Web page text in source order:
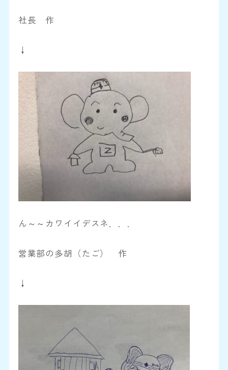
社長 作
↓
ん～～カワイイデスネ．．．
営業部の多胡（たご） 作
↓